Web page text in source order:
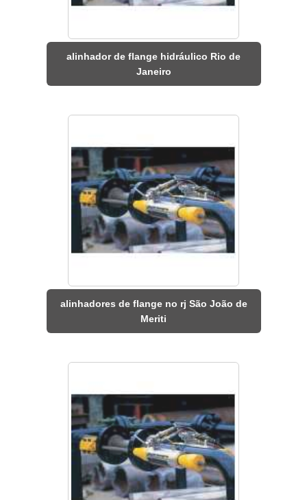
alinhador de flange hidráulico Rio de
Janeiro
alinhadores de flange no rj São João de
Meriti